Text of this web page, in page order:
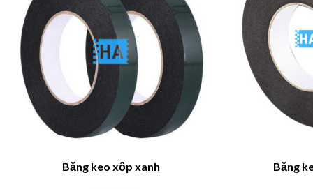
Băng keo xốp xanh Băng